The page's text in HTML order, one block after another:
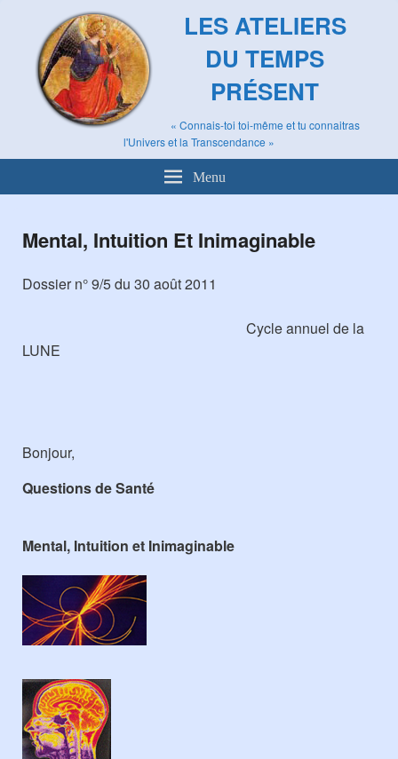
LES ATELIERS
DU TEMPS
PRÉSENT
« Connais-toi toi-même et tu connaitras
l'Univers et la Transcendance »
Menu
Mental, Intuition Et Inimaginable
Dossier n° 9/5 du 30 août 2011
Cycle annuel de la
LUNE
Bonjour,
Questions de Santé
Mental, Intuition et Inimaginable